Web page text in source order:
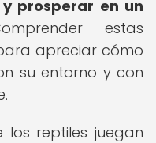
prosperar en un
estas
apreciar cómo
su entorno y con
los reptiles juegan